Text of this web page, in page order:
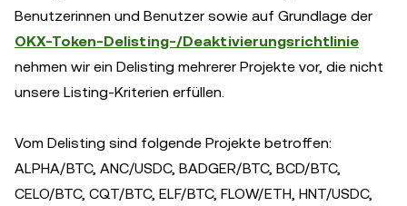
Benutzerinnen und Benutzer sowie auf Grundlage der
OKX-Token-Delisting-/Deaktivierungsrichtlinie
nehmen wir ein Delisting mehrerer Projekte vor, die nicht
unsere Listing-Kriterien erfüllen.
Vom Delisting sind folgende Projekte betroffen:
ALPHA/BTC, ANC/USDC, BADGER/BTC, BCD/BTC,
CELO/BTC, CQT/BTC, ELF/BTC, FLOW/ETH, HNT/USDC,